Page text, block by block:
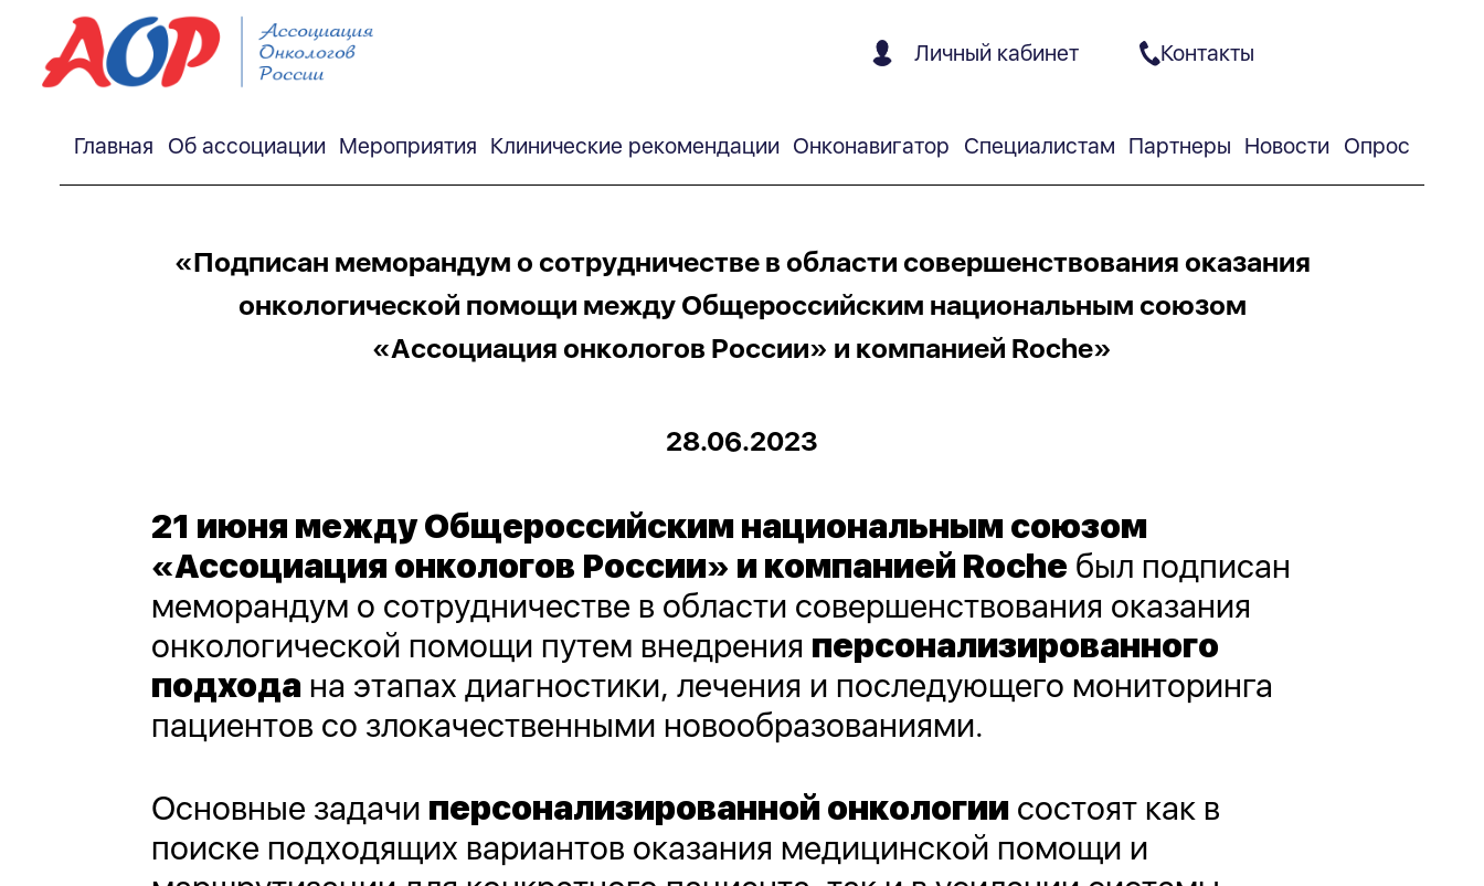
Личный кабинет Контакты
Главная Об ассоциации Мероприятия Клинические рекомендации Онконавигатор Специалистам Партнеры Новости Опрос
«Подписан меморандум о сотрудничестве в области совершенствования оказания
онкологической помощи между Общероссийским национальным союзом
«Ассоциация онкологов России» и компанией Roche»
28.06.2023
21 июня между Общероссийским национальным союзом
«Ассоциация онкологов России» и компаниейRoche был подписан
меморандум о сотрудничестве в области совершенствования оказания
онкологической помощи путем внедрения персонализированного
подхода на этапах диагностики, лечения и последующего мониторинга
пациентов со злокачественными новообразованиями.
Основные задачи персонализированной онкологии состоят как в
поиске подходящих вариантов оказания медицинской помощи и